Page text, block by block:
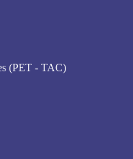
(PET - TAC)